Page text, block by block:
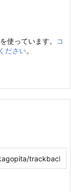
使っています。
コ
ださい。